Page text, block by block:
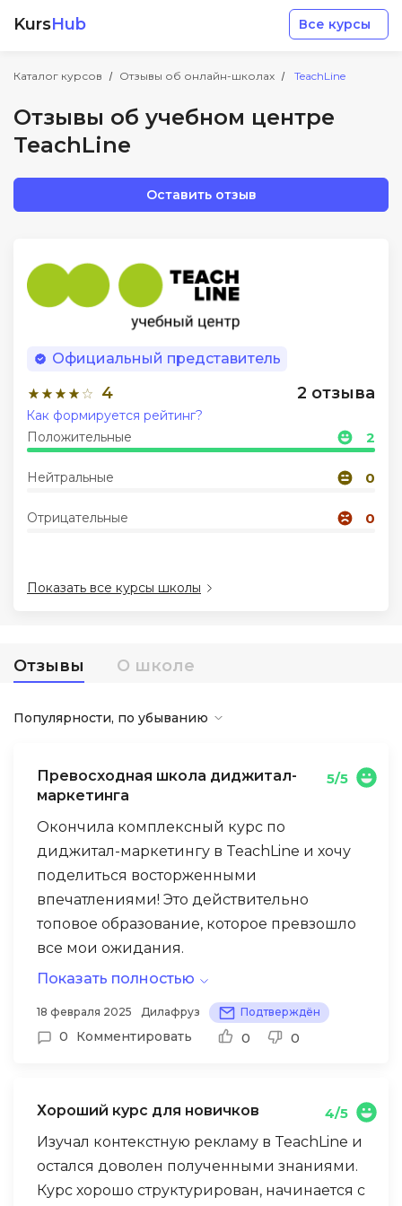
KursHub Все курсы
Каталог курсов Отзывы об онлайн-школах TeachLine
Отзывы об учебном центре
TeachLine
Оставить отзыв
Официальный представитель
4 2 отзыва
Положительные 2
Нейтральные 0
Отрицательные 0
Как формируется рейтинг?
Показать все курсы школы
Отзывы О школе
Популярности, по убыванию
Превосходная школа диджитал-
маркетинга
5/5
Окончила комплексный курс по
диджитал-маркетингу в TeachLine и хочу
поделиться восторженными
впечатлениями! Это действительно
топовое образование, которое превзошло
все мои ожидания.
Программа охватывает все ключевые
направления: SMM, контекстную рекламу,
email-маркетинг, аналитику и даже
которые делятся актуальными кейсами и
Особенно впечатлила система менторинга
— к каждому студенту прикрепляется
Показать полностью
18 февраля 2025 Дилафруз Подтверждён
0 Комментировать 0 0
Хороший курс для новичков
4/5
Изучал контекстную рекламу в TeachLine и
остался доволен полученными знаниями.
Курс хорошо структурирован, начинается с
Разработка
Дизайн
Менеджмент
Иностранные языки
Детям